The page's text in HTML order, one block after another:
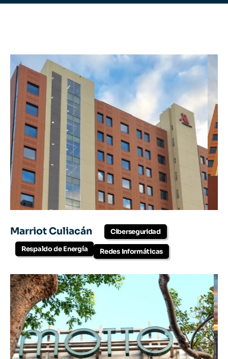
Marriot Culiacán
Ciberseguridad
Respaldo de Energía
Redes Informáticas